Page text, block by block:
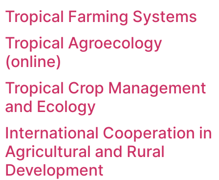
Tropical Farming Systems
Tropical Agroecology
(online)
Tropical Crop Management
and Ecology
International Cooperation in
Agricultural and Rural
Development